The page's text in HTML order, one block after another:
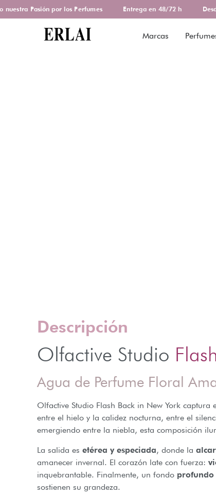
Pasión por los Perfumes Entrega en 48/72 h
Marcas
Descripción
Olfactive Studio
Agua de Perfume Floral
Olfactive Studio Flash Back in New York
entre el hielo y la calidez nocturna, entre el
emergiendo entre la niebla, esta composición
La salida es etérea y especiada, donde la
amanecer invernal. El corazón late con fuerza:
inquebrantable. Finalmente, un fondo profundo
sostienen su grandeza.